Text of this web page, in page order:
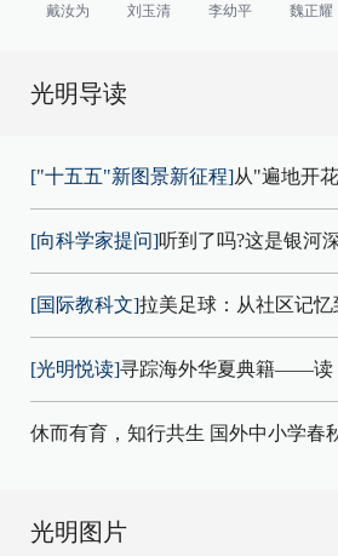
戴汝为
刘玉清 李幼平 魏正耀
光明导读
["十五五"新图景新征程]从"遍地开
[向科学家提问]听到了吗?这是银河
[国际教科文]拉美足球：从社区记忆
[光明悦读]寻踪海外华夏典籍——读
休而有育，知行共生 国外中小学春
光明图片